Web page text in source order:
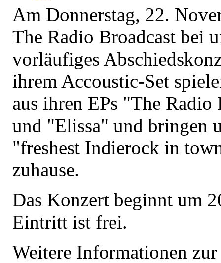
Am Donnerstag, 22.
The Radio Broadcast bei
vorläufiges
ihrem Accoustic-Set
aus ihren EPs "The Radio
und "Elissa" und bringen
"freshest Indierock in
zuhause.
Das Konzert beginnt um
Eintritt ist frei.
Weitere Informationen